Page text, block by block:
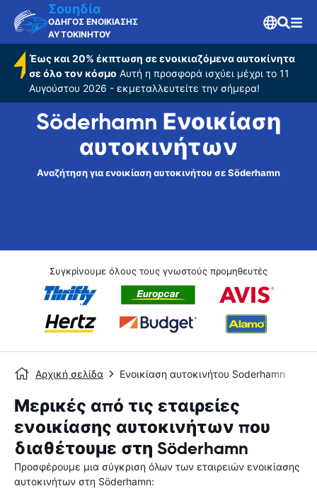
Σουηδία
ΟΔΗΓΟΣ ΕΝΟΙΚΙΑΣΗΣ
ΑΥΤΟΚΙΝΗΤΟΥ
Έως και 20% έκπτωση σε ενοικιαζόμενα αυτοκίνητα
σε όλο τον κόσμο Αυτή η προσφορά ισχύει μέχρι το 11
Αυγούστου 2026 - εκμεταλλευτείτε την σήμερα!
Söderhamn Ενοικίαση
αυτοκινήτων
Αναζήτηση για ενοικίαση αυτοκινήτου σε Söderhamn
Συγκρίνουμε όλους τους γνωστούς προμηθευτές
Αρχική σελίδα Ενοικίαση αυτοκινήτου Soderhamn
Μερικές από τις εταιρείες
ενοικίασης αυτοκινήτων που
διαθέτουμε στη Söderhamn
Προσφέρουμε μια σύγκριση όλων των εταιρειών ενοικίασης
αυτοκινήτων στη Söderhamn: